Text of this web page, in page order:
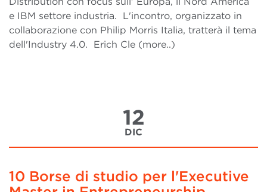
e IBM settore industria. L'incontro, organizzato in
collaborazione con Philip Morris Italia, tratterà il tema
dell'Industry 4.0. Erich Cle (more..)
12
DIC
10 Borse di studio per l'Executive